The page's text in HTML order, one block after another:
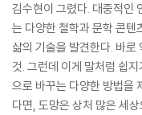
김수현이 그렸다. 대중적인
는 다양한 철학과 문학 콘텐
삶의 기술을 발견한다. 바로
것. 그런데 이게 말처럼 쉽
으로 바꾸는 다양한 방법을
다면, 도망은 상처 많은 세